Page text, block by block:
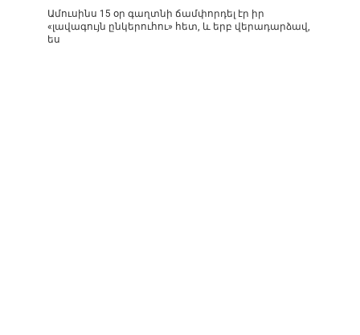
Ամուսինս 15 օր գաղտնի ճամփորդել էր իր
«լավագույն ընկերուհու» հետ, և երբ վերադարձավ,
ես